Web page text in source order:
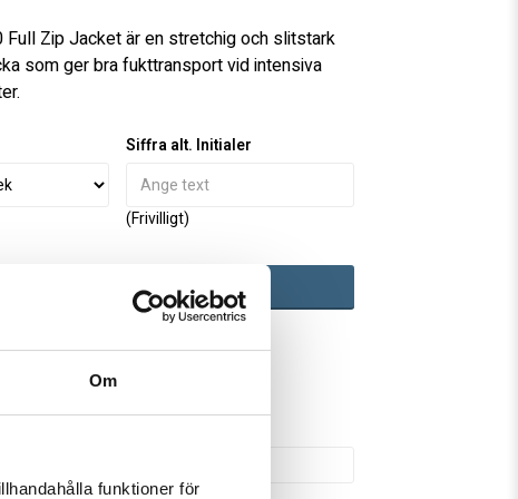
Om
funktioner för
Full Zip Jacket är en stretchig och slitstark
som ger bra fukttransport vid intensiva
Siffra alt. Initialer
(Frivilligt)
LÄGG TILL